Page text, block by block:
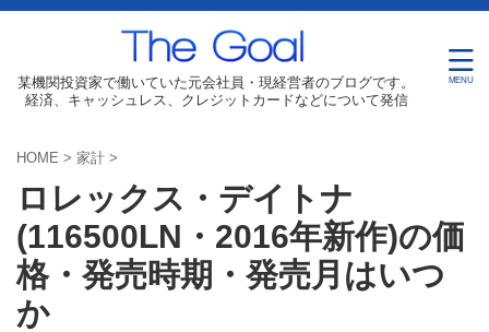
某機関投資家で働いていた元会社員・現経営者のブログです。
経済、キャッシュレス、クレジットカードなどについて発信
HOME > 家計 >
ロレックス・デイトナ
(116500LN・2016年新作)の価
格・発売時期・発売月はいつ
か